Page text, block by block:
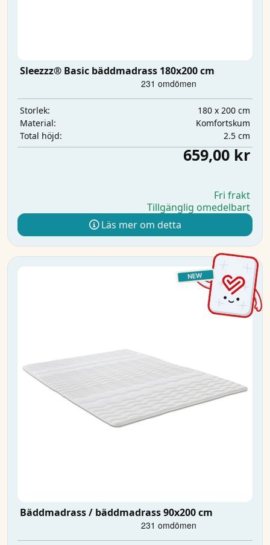
Sleezzz® Basic bäddmadrass 180x200 cm
Storlek:
180 x 200 cm
Material:
Komfortskum
Total höjd:
2.5 cm
659,00 kr
Fri frakt
Tillgänglig omedelbart
Läs mer om detta
Bäddmadrass / bäddmadrass 90x200 cm